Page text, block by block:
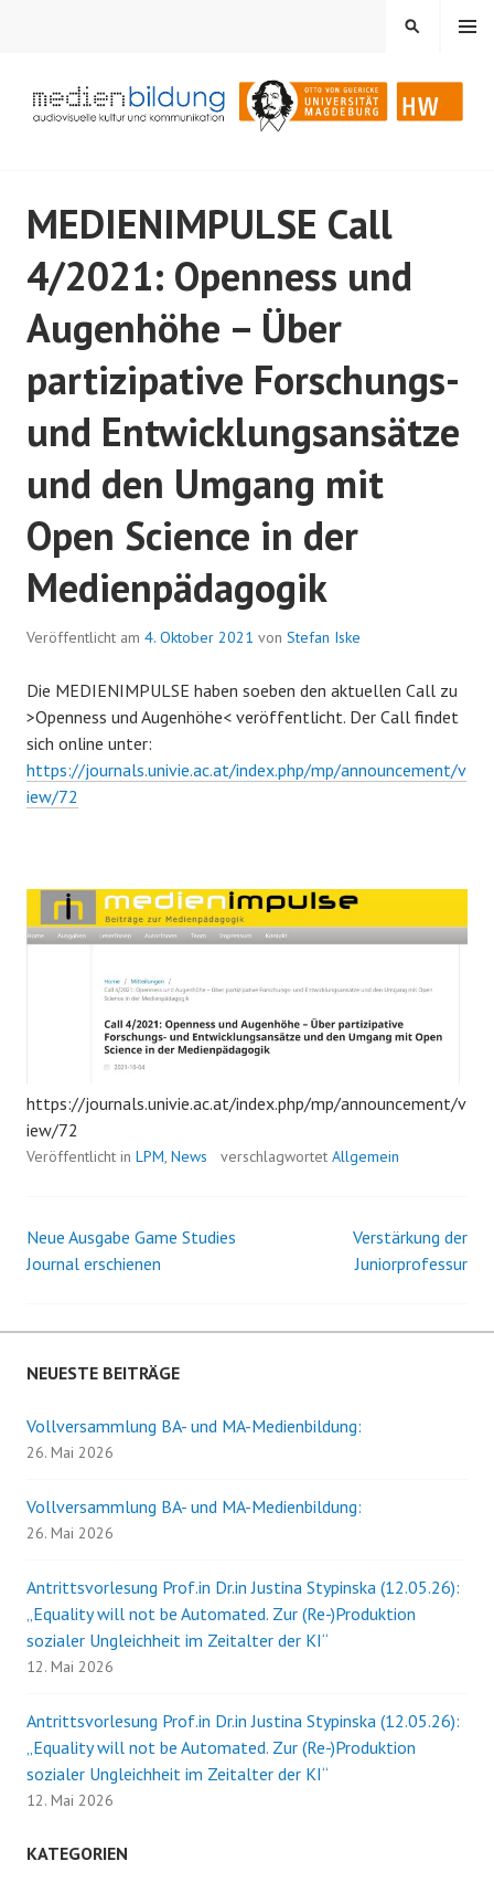
Audiovisuelle Kultur und Kommunikation
MENÜ
SUCHEN
MEDIENIMPULSE Call
4/2021: Openness und
Augenhöhe – Über
partizipative Forschungs-
und Entwicklungsansätze
und den Umgang mit
Open Science in der
Medienpädagogik
Veröffentlicht am 4. Oktober 2021 von Stefan Iske
Die MEDIENIMPULSE haben soeben den aktuellen Call zu
>Openness und Augenhöhe< veröffentlicht. Der Call findet
sich online unter:
https://journals.univie.ac.at/index.php/mp/announcement/v
iew/72
https://journals.univie.ac.at/index.php/mp/announcement/v
iew/72
Veröffentlicht in LPM, News verschlagwortet Allgemein
Beitrags-
Neue Ausgabe Game Studies
Journal erschienen
Verstärkung der
Juniorprofessur
NEUESTE BEITRÄGE
Vollversammlung BA- und MA-Medienbildung:
26. Mai 2026
Vollversammlung BA- und MA-Medienbildung:
26. Mai 2026
Antrittsvorlesung Prof.in Dr.in Justina Stypinska (12.05.26):
„Equality will not be Automated. Zur (Re-)Produktion
sozialer Ungleichheit im Zeitalter der KI“
12. Mai 2026
Antrittsvorlesung Prof.in Dr.in Justina Stypinska (12.05.26):
„Equality will not be Automated. Zur (Re-)Produktion
sozialer Ungleichheit im Zeitalter der KI“
12. Mai 2026
KATEGORIEN